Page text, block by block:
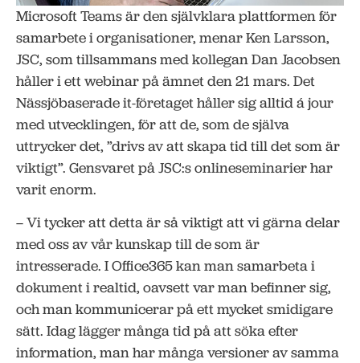
Microsoft Teams är den självklara plattformen för
samarbete i organisationer, menar Ken Larsson,
JSC, som tillsammans med kollegan Dan Jacobsen
håller i ett webinar på ämnet den 21 mars. Det
Nässjöbaserade it-företaget håller sig alltid á jour
med utvecklingen, för att de, som de själva
uttrycker det, ”drivs av att skapa tid till det som är
viktigt”. Gensvaret på JSC:s onlineseminarier har
varit enorm.
– Vi tycker att detta är så viktigt att vi gärna delar
med oss av vår kunskap till de som är
intresserade. I Office365 kan man samarbeta i
dokument i realtid, oavsett var man befinner sig,
och man kommunicerar på ett mycket smidigare
sätt. Idag lägger många tid på att söka efter
information, man har många versioner av samma